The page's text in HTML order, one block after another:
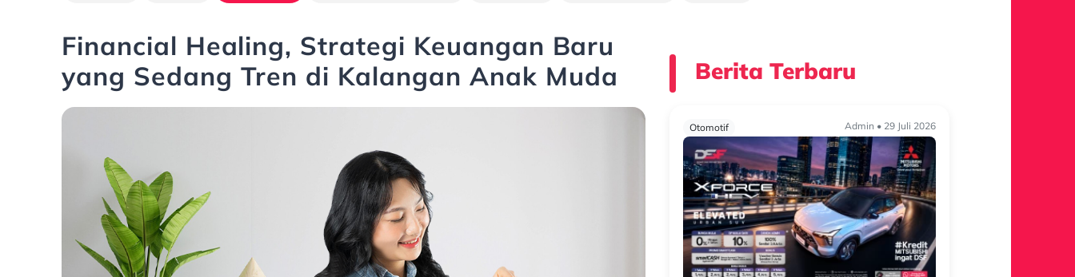
Financial Healing, Strategi Keuangan Baru
yang Sedang Tren di Kalangan Anak Muda
Berita Terbaru
Otomotif Admin • 29 Juli 2026